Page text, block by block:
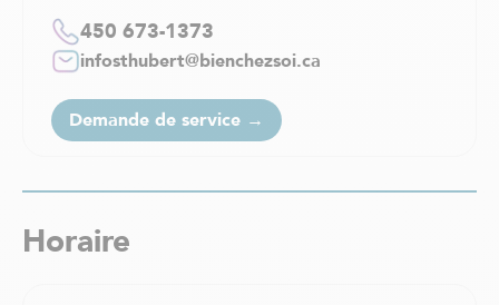
Saint-Bruno-de-Montarville
Saint-Charles-Borromée
Saint-Eustache
Saint-Félix-de-Valois
Saint-Jean-sur-Richelieu
Saint-Jérôme
Saint-Léonard
450 673-1373
infosthubert@bienchezsoi.ca
Demande de service →
Horaire